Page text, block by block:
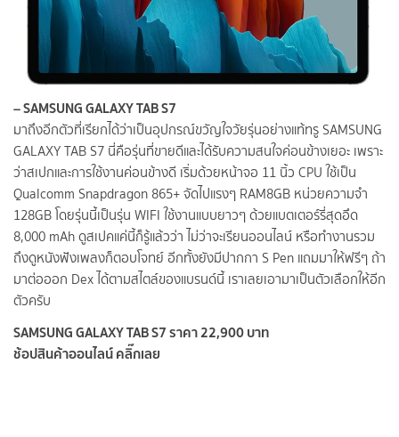
– SAMSUNG GALAXY TAB S7
มาถึงอีกตัวที่เรียกได้ว่าเป็นอุปกรณ์ขวัญใจวัยรุ่นอย่างแท้ทรู SAMSUNG
GALAXY TAB S7 นี่คือรุ่นที่ขายดีและได้รับความสนใจค่อนข้างเยอะ เพราะ
ว่าสเปกและการใช้งานค่อนข้างดี เริ่มด้วยหน้าจอ 11 นิ้ว CPU ใช้เป็น
Qualcomm Snapdragon 865+ จัดไปแรงๆ RAM8GB หน่วยความจำ
128GB โดยรุ่นนี้เป็นรุ่น WIFI ใช้งานแบบยาวๆ ด้วยแบตเตอร์รี่สุดอึด
8,000 mAh ดูสเปคแค่นี้ก็รู้แล้วว่า ไม่ว่าจะเรียนออนไลน์ หรือทำงานรวม
ถึงดูหนังฟังเพลงก็ตอบโจทย์ อีกทั้งยังมีปากกา S Pen แถมมาให้ฟรีๆ ถ้า
มาต่อออก Dex ได้ตามสไตล์ของแบรนด์นี้ เราเลยเอามาเป็นตัวเลือกให้อีก
ตัวครับ
SAMSUNG GALAXY TAB S7 ราคา 22,900 บาท
ช้อปสินค้าออนไลน์ คลิ๊กเลย